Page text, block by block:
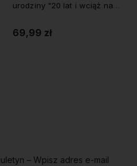
wciąż na
urodziny
– Wpisz adres e-mail